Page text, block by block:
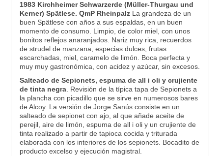
1983 Kirchheimer Schwarzerde (Müller-Thurgau und
Kerner) Spätlese. QmP RheinpalzLa grandeza de un
buen Spätlese con años a sus espaldas, en un buen
momento de consumo. Limpio, de color miel, con unos
bonitos reflejos anaranjados. Nariz muy rica, recuerdos
de strudel de manzana, especias dulces, frutas
escarchadas, miel, caramelo de limón. Boca perfecta y
muy muy gastronómica, con acidez y azúcar, sin excesos.
Salteado de Sepionets, espuma de all i oli y crujiente
de tinta negra. Revisión de la típica tapa de Sepionets a
la plancha con picadillo que se sirve en numerosos bares
de Alcoy. La versión de Jorge Sanús consiste en un
salteado de sepionet con ajo, al que añade aceite de
perejil, aire de limón, espuma de all i oli y un crujiente de
tinta realizado a partir de tapioca cocida y triturada
elaborada con los interiores de los sepionets. Bocadito de
producto excelso y ejecución magistral.